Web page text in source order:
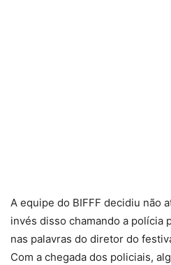
A equipe do BIFFF decidiu não
invés disso chamando a polícia
nas palavras do diretor do
Com a chegada dos policiais,